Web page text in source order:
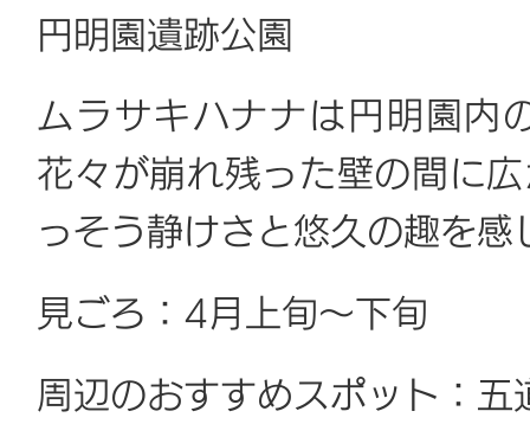
円明園遺跡公園
ムラサキハナナは円明園内
花々が崩れ残った壁の間に
っそう静けさと悠久の趣を感
見ごろ：4月上旬～下旬
周辺のおすすめスポット：